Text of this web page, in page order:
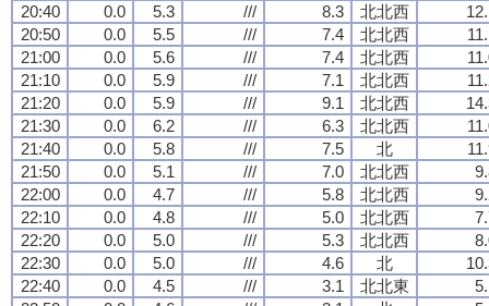
20:40
0.0 5.3 /// 8.3 北北西
20:50
0.0 5.5 /// 7.4 北北西
21:00
0.0 5.6 /// 7.4 北北西
21:10
0.0 5.9 /// 7.1 北北西
21:20
0.0 5.9 /// 9.1 北北西
21:30
0.0 6.2 /// 6.3 北北西
21:40
0.0 5.8 /// 7.5 北
21:50
0.0 5.1 /// 7.0 北北西
22:00
0.0 4.7 /// 5.8 北北西
22:10
0.0 4.8 /// 5.0 北北西
22:20
0.0 5.0 /// 5.3 北北西
22:30
0.0 5.0 /// 4.6 北
22:40
0.0 4.5 /// 3.1 北北東